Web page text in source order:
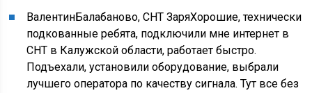
ВалентинБалабаново, СНТ ЗаряХорошие, технически
подкованные ребята, подключили мне интернет в
СНТ в Калужской области, работает быстро.
Подъехали, установили оборудование, выбрали
лучшего оператора по качеству сигнала. Тут все без